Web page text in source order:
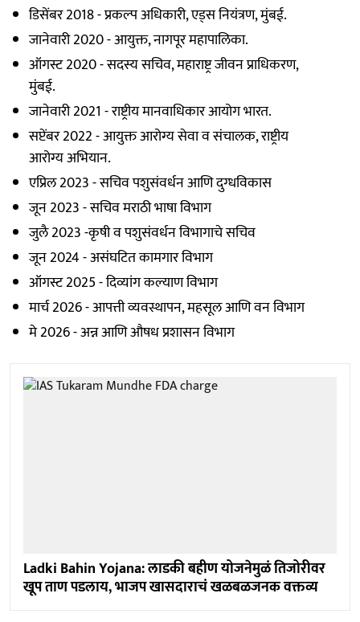
डिसेंबर 2018 - प्रकल्प अधिकारी, एड्स नियंत्रण, मुंबई.
जानेवारी 2020 - आयुक्त, नागपूर महापालिका.
ऑगस्ट 2020 - सदस्य सचिव, महाराष्ट्र जीवन प्राधिकरण,
मुंबई.
जानेवारी 2021 - राष्ट्रीय मानवाधिकार आयोग भारत.
सप्टेंबर 2022 - आयुक्त आरोग्य सेवा व संचालक, राष्ट्रीय
आरोग्य अभियान.
एप्रिल 2023 - सचिव पशुसंवर्धन आणि दुग्धविकास
जून 2023 - सचिव मराठी भाषा विभाग
जुलै 2023 -कृषी व पशुसंवर्धन विभागाचे सचिव
जून 2024 - असंघटित कामगार विभाग
ऑगस्ट 2025 - दिव्यांग कल्याण विभाग
मार्च 2026 - आपत्ती व्यवस्थापन, महसूल आणि वन विभाग
मे 2026 - अन्न आणि औषध प्रशासन विभाग
Ladki Bahin Yojana: लाडकी बहीण योजनेमुळं तिजोरीवर
खूप ताण पडलाय, भाजप खासदाराचं खळबळजनक वक्तव्य